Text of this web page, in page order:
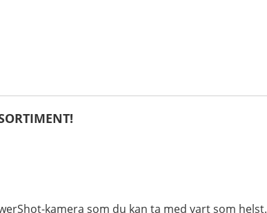
kamera som du kan ta med vart som helst.